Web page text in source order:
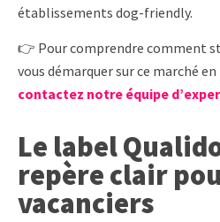
établissements dog-friendly.
👉 Pour comprendre comment
vous démarquer sur ce marché
contactez notre équipe
Le label
repère clair
vacanciers